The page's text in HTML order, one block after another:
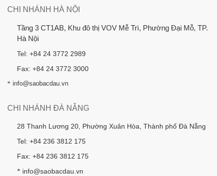
CHI NHÁNH HÀ NỘI
Tầng 3 CT1AB, Khu đô thị VOV Mễ Trì, Phường Đại Mỗ, TP.
Hà Nội
Tel: +84 24 3772 2989
Fax: +84 24 3772 3000
* info@saobacdau.vn
CHI NHÁNH ĐÀ NẴNG
28 Thanh Lương 20, Phường Xuân Hòa, Thành phố Đà Nẵng
Tel: +84 236 3812 175
Fax: +84 236 3812 175
* info@saobacdau.vn